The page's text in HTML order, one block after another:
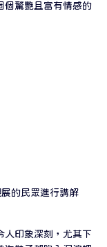
個驚艷且富有情感的
的民眾進行講解
人印象深刻，尤其下